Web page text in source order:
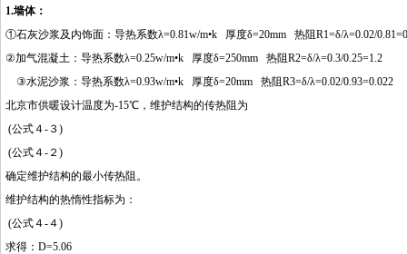
1.墙体：
①石灰沙浆及内饰面：导热系数λ=0.81w/m•k 厚度δ=20mm 热阻R1=δ/λ=0.02/
②加气混凝土：导热系数λ=0.25w/m•k 厚度δ=250mm 热阻R2=δ/λ=0.3/0.25=1.2
③水泥沙浆：导热系数λ=0.93w/m•k 厚度δ=20mm 热阻R3=δ/λ=0.02/0.93=0.022
北京市供暖设计温度为-15℃，维护结构的传热阻为
(公式４-３)
(公式４-２)http://www.16sheji8.cn/
确定维护结构的最小传热阻。
维护结构的热惰性指标为：
(公式４-４)
求得：D=5.06